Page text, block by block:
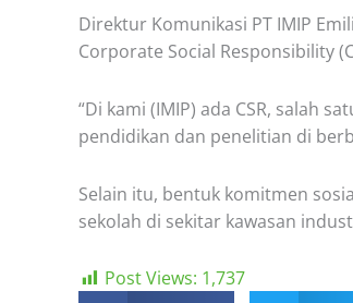
Direktur Komunikasi PT IMIP
Corporate Social Responsibility
“Di kami (IMIP) ada CSR, salah
pendidikan dan penelitian di
Selain itu, bentuk komitmen
sekolah di sekitar kawasan
Post Views: 1,737